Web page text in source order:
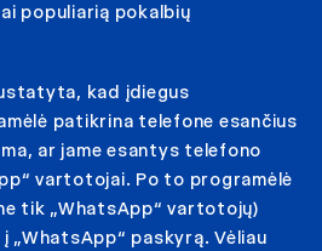
populiarią pokalbių
kad įdiegus
patikrina telefone esančius
ar jame esantys telefono
vartotojai. Po to programėlė
tik „WhatsApp“ vartotojų)
paskyrą. Vėliau